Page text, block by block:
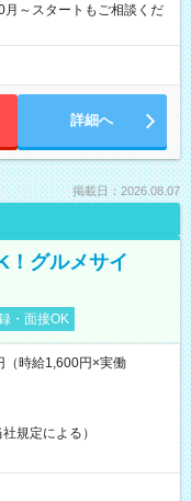
～スタートもご相談くだ
詳細へ
掲載日：2026.08.07
！グルメサイ
・面接OK
（時給1,600円×実働
規定による）